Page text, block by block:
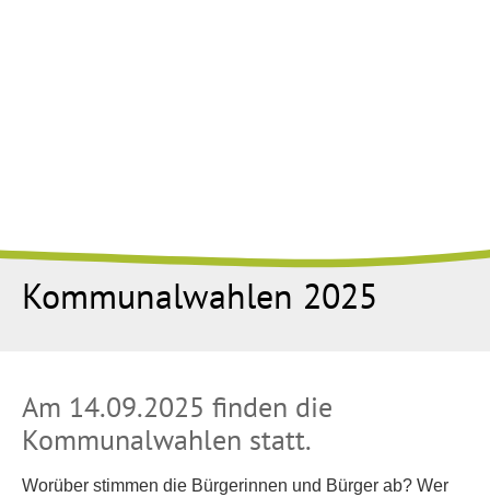
Kommunalwahlen 2025
Am 14.09.2025 finden die
Kommunalwahlen statt.
Worüber stimmen die Bürgerinnen und Bürger ab? Wer